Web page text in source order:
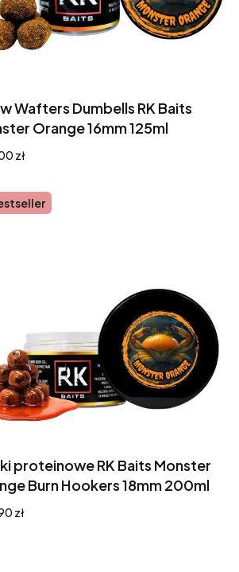
Wafters Dumbells RK Baits
Orange 16mm 125ml
zł
proteinowe RK Baits Monster
Burn Hookers 18mm 200ml
zł